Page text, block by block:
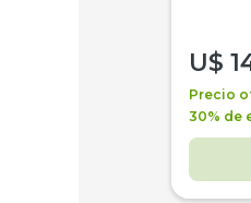
U$
Precio
30% de